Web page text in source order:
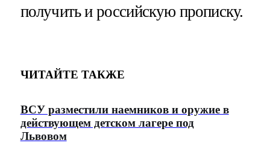
получить и российскую прописку.
ЧИТАЙТЕ ТАКЖЕ
ВСУ разместили наемников и оружие в
действующем детском лагере под
Львовом